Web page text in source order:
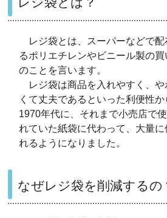
レジ袋とは、スーパーなどで配
るポリエチレンやビニール製の買
のことを言います。
レジ袋は商品を入れやすく、や
くて丈夫であるといった利便性か
1970年代に、それまで小売店で
れていた紙袋に代わって、大量に
れるようになりました。
なぜレジ袋を削減するの